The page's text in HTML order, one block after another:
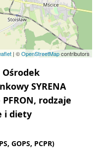
| ©OpenStreetMapcontributors
SYRENA
rodzaje
i diety
GOPS, PCPR)